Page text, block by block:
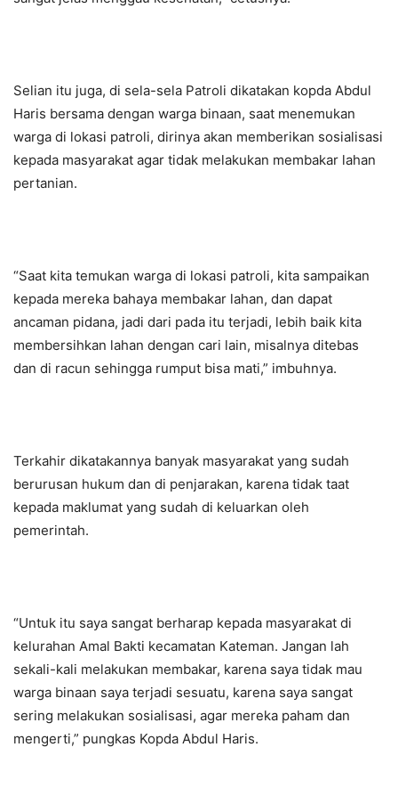
Selian itu juga, di sela-sela Patroli dikatakan kopda Abdul
Haris bersama dengan warga binaan, saat menemukan
warga di lokasi patroli, dirinya akan memberikan sosialisasi
kepada masyarakat agar tidak melakukan membakar lahan
pertanian.
“Saat kita temukan warga di lokasi patroli, kita sampaikan
kepada mereka bahaya membakar lahan, dan dapat
ancaman pidana, jadi dari pada itu terjadi, lebih baik kita
membersihkan lahan dengan cari lain, misalnya ditebas
dan di racun sehingga rumput bisa mati,” imbuhnya.
Terkahir dikatakannya banyak masyarakat yang sudah
berurusan hukum dan di penjarakan, karena tidak taat
kepada maklumat yang sudah di keluarkan oleh
pemerintah.
“Untuk itu saya sangat berharap kepada masyarakat di
kelurahan Amal Bakti kecamatan Kateman. Jangan lah
sekali-kali melakukan membakar, karena saya tidak mau
warga binaan saya terjadi sesuatu, karena saya sangat
sering melakukan sosialisasi, agar mereka paham dan
mengerti,” pungkas Kopda Abdul Haris.